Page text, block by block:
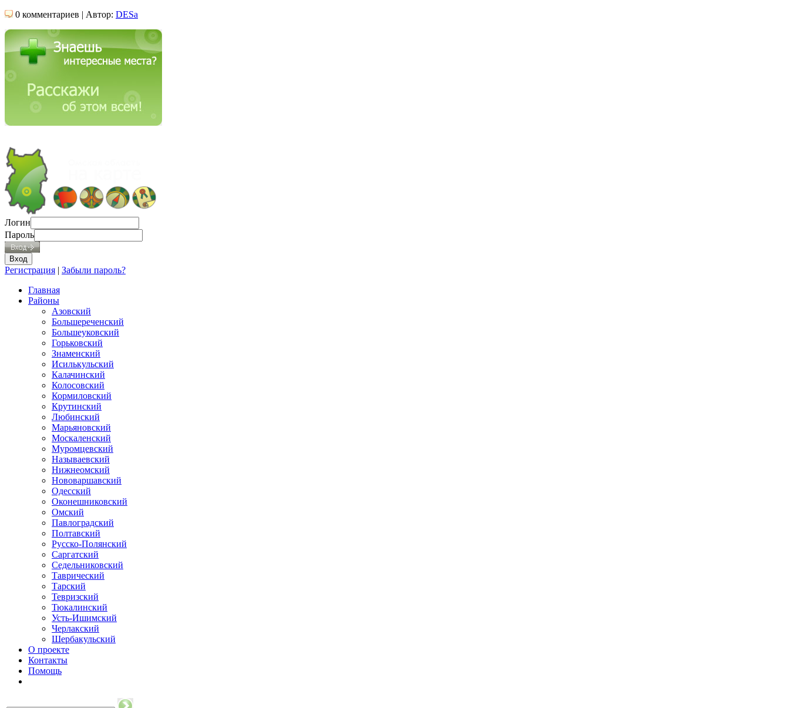
0 комментариев | Автор: DESa
Логин
Пароль
Регистрация | Забыли пароль?
Главная
Районы
Азовский
Большереченский
Большеуковский
Горьковский
Знаменский
Исилькульский
Калачинский
Колосовский
Кормиловский
Крутинский
Любинский
Марьяновский
Москаленский
Муромцевский
Называевский
Нижнеомский
Нововаршавский
Одесский
Оконешниковский
Омский
Павлоградский
Полтавский
Русско-Полянский
Саргатский
Седельниковский
Таврический
Тарский
Тевризский
Тюкалинский
Усть-Ишимский
Черлакский
Шербакульский
О проекте
Контакты
Помощь